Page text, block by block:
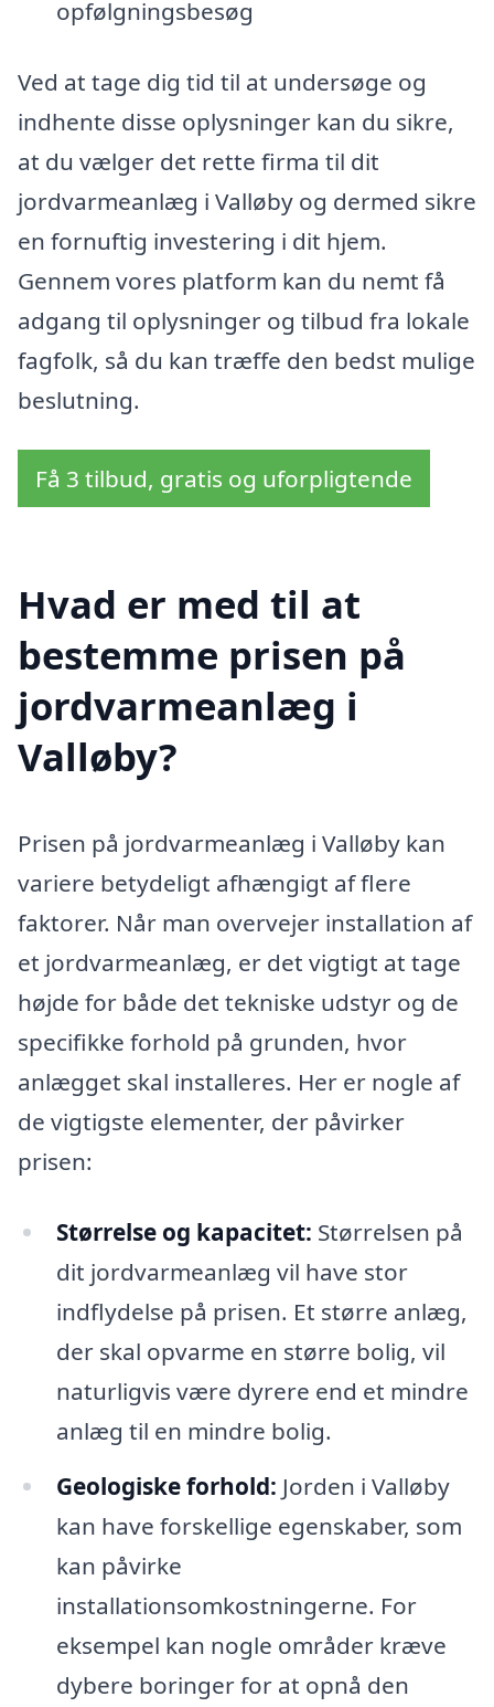
opfølgningsbesøg
Ved at tage dig tid til at undersøge og
indhente disse oplysninger kan du sikre,
at du vælger det rette firma til dit
jordvarmeanlæg i Valløby og dermed sikre
en fornuftig investering i dit hjem.
Gennem vores platform kan du nemt få
adgang til oplysninger og tilbud fra lokale
fagfolk, så du kan træffe den bedst mulige
beslutning.
Få 3 tilbud, gratis og uforpligtende
Hvad er med til at
bestemme prisen på
jordvarmeanlæg i
Valløby?
Prisen på jordvarmeanlæg i Valløby kan
variere betydeligt afhængigt af flere
faktorer. Når man overvejer installation af
et jordvarmeanlæg, er det vigtigt at tage
højde for både det tekniske udstyr og de
specifikke forhold på grunden, hvor
anlægget skal installeres. Her er nogle af
de vigtigste elementer, der påvirker
prisen:
Størrelse og kapacitet: Størrelsen på
dit jordvarmeanlæg vil have stor
indflydelse på prisen. Et større anlæg,
der skal opvarme en større bolig, vil
naturligvis være dyrere end et mindre
anlæg til en mindre bolig.
Geologiske forhold: Jorden i Valløby
kan have forskellige egenskaber, som
kan påvirke
installationsomkostningerne. For
eksempel kan nogle områder kræve
dybere boringer for at opnå den